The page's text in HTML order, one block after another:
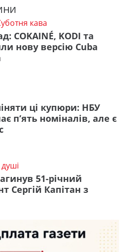
кава
COKAINÉ, KODI та
нову версію Cuba
ці купюри: НБУ
п’ять номіналів, але є
51-річний
Сергій Капітан з